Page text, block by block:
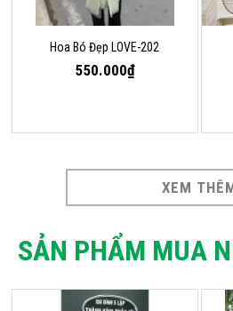
Hoa Bó Đẹp LOVE-202
550.000₫
XEM
SẢN PHẨM MUA